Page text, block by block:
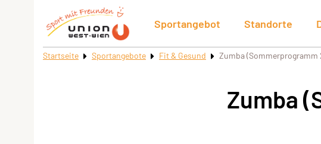
Sportangebot Standorte
Startseite Sportangebote Fit & Gesund Zumba (Sommerprogramm
Zumba